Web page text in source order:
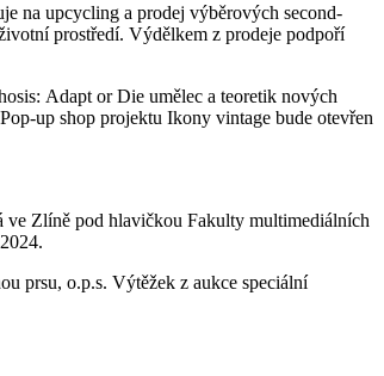
na upcycling a prodej výběrových second-
prostředí. Výdělkem z prodeje podpoří
Adapt or Die umělec a teoretik nových
up shop projektu Ikony vintage bude otevřen
ve Zlíně pod hlavičkou Fakulty multimediálních
prsu, o.p.s. Výtěžek z aukce speciální